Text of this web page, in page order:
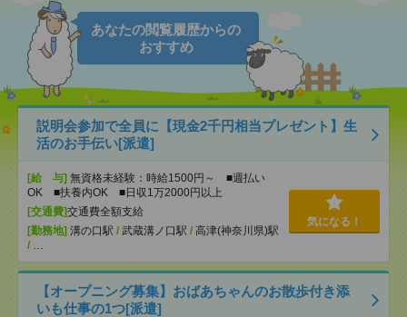
あなたの閲覧履歴からの
おすすめ
説明会参加で全員に【現金2千円相当プレゼント】生
活のお手伝い[派遣]
[給 与] 無資格未経験：時給1500円～ ■週払い
OK ■扶養内OK ■日収1万2000円以上
[交通費]交通費全額支給
[勤務地] 溝の口駅 / 武蔵溝ノ口駅 / 高津(神奈川県)駅
/ …
気になる！
【オープニング募集】おばあちゃんのお散歩付き添
いも仕事の1つ[派遣]